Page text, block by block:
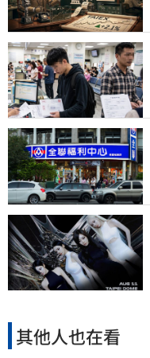
其他人也在看